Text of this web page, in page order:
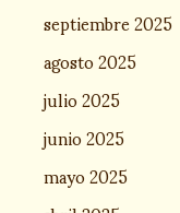
septiembre 2025
agosto 2025
julio 2025
junio 2025
mayo 2025